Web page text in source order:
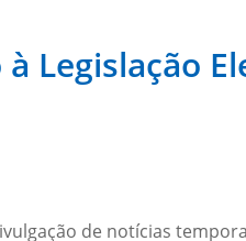
Legislação
de notícias